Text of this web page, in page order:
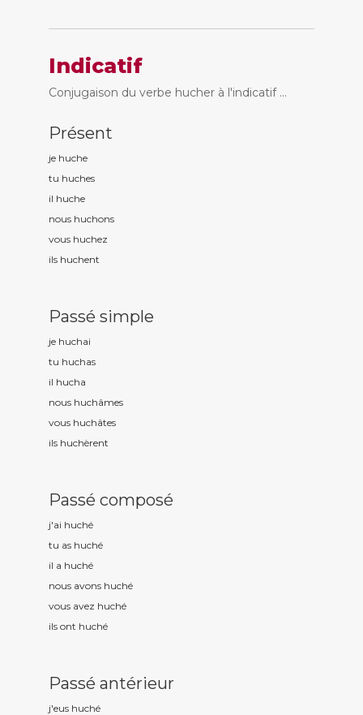
Indicatif
Conjugaison du verbe hucher à l'indicatif ...
Présent
je huche
tu huches
il huche
nous huchons
vous huchez
ils huchent
Passé simple
je huchai
tu huchas
il hucha
nous huchâmes
vous huchâtes
ils huchèrent
Passé composé
j'ai huché
tu as huché
il a huché
nous avons huché
vous avez huché
ils ont huché
Passé antérieur
j'eus huché